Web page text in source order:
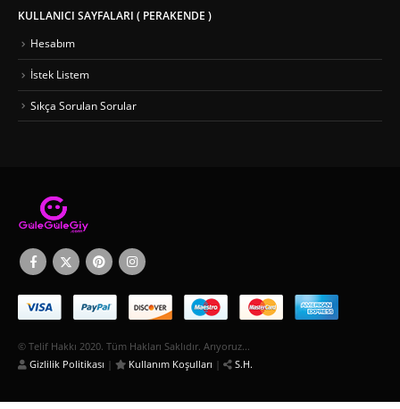
KULLANICI SAYFALARI ( PERAKENDE )
Hesabım
İstek Listem
Sıkça Sorulan Sorular
© Telif Hakkı 2020. Tüm Hakları Saklıdır. Arıyoruz...
Gizlilik Politikası | Kullanım Koşulları | S.H.